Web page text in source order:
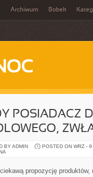
Archiwum Bobek
POSIADACZ
BY ADMIN POSTED ON WRZ -
propozycję